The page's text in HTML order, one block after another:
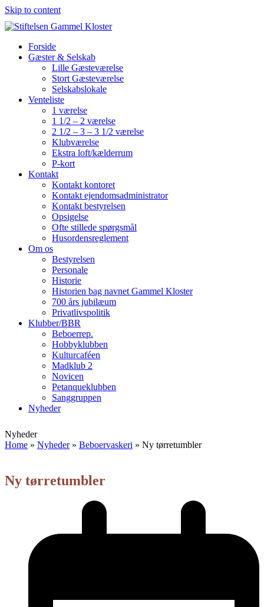
Skip to content
Forside
Gæster & Selskab
Lille Gæsteværelse
Stort Gæsteværelse
Selskabslokale
Venteliste
1 værelse
1 1/2 – 2 værelse
2 1/2 – 3 – 3 1/2 værelse
Klubværelse
Ekstra loft/kælderrum
P-kort
Kontakt
Kontakt kontoret
Kontakt ejendomsadministrator
Kontakt bestyrelsen
Opsigelse
Ofte stillede spørgsmål
Husordensreglement
Om os
Bestyrelsen
Personale
Historie
Historien bag navnet Gammel Kloster
700 års jubilæum
Privatlivspolitik
Klubber/BBR
Beboerrep.
Hobbyklubben
Kulturcaféen
Madklub 2
Novicen
Petanqueklubben
Sanggruppen
Nyheder
mobile
menu
mobile
menu
Nyheder
Home » Nyheder» Beboervaskeri » Ny tørretumbler
Ny tørretumbler